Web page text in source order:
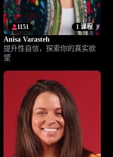
1 课程
1151
Anisa Varasteh
提升性自信，探索你的真实欲
望